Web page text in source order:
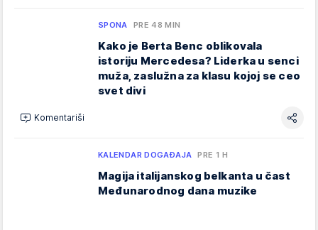
SPONA PRE 48 MIN
Kako je Berta Benc oblikovala
istoriju Mercedesa? Liderka u senci
muža, zaslužna za klasu kojoj se ceo
svet divi
Komentariši
KALENDAR DOGAĐAJA PRE 1 H
Magija italijanskog belkanta u čast
Međunarodnog dana muzike